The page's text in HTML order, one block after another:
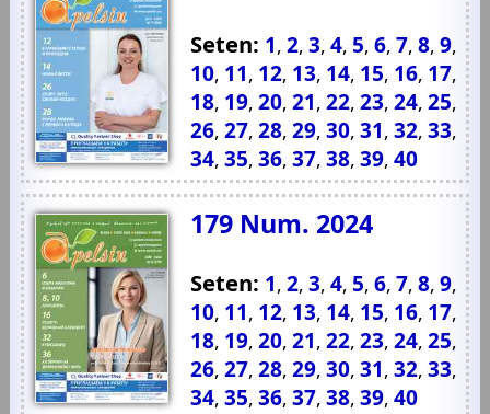
Seten: 1,2,3,4, 5,6,7,8,9,
10, 11, 12, 13, 14, 15, 16, 17,
18, 19,20,21,22,23,24,25,
26,27,28,29,30,31,32,33,
34,35,36,37,38,39,40
179 Num. 2024
Seten: 1,2,3,4, 5,6,7,8,9,
10, 11, 12, 13, 14, 15, 16, 17,
18, 19,20,21,22,23,24,25,
26,27,28,29,30,31,32,33,
34,35,36,37,38,39,40